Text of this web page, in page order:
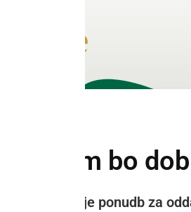
bo
javno zbiranje ponudb za